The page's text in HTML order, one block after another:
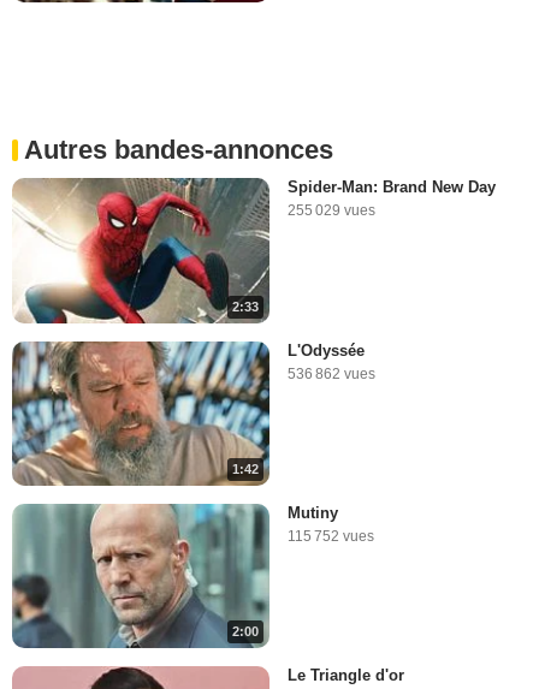
Autres bandes-annonces
2:33
Spider-Man: Brand New Day
255 029 vues
1:42
L'Odyssée
536 862 vues
2:00
Mutiny
115 752 vues
Le Triangle d'or